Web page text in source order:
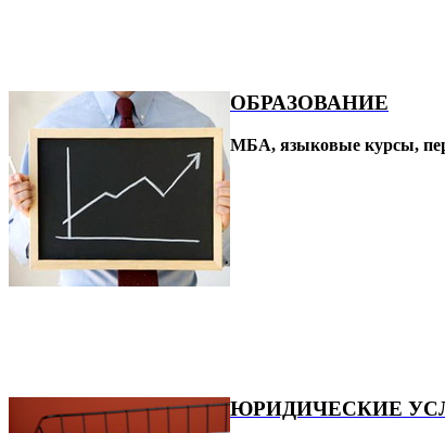
ОБРАЗОВАНИЕ
МБА, языковые курсы,
ЮРИДИЧЕСКИЕ